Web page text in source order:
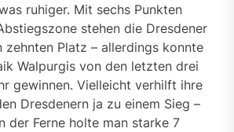
ruhiger. Mit sechs Punkten
stehen die Dresdener
zehnten Platz – allerdings konnte
Walpurgis von den letzten drei
gewinnen. Vielleicht verhilft ihre
Dresdenern ja zu einem Sieg –
der Ferne holte man starke 7